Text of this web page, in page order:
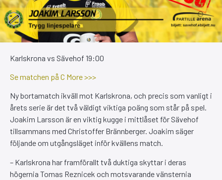
Karlskrona vs Sävehof 19:00
Se matchen på C More >>>
Ny bortamatch ikväll mot Karlskrona, och precis som vanligt i
årets serie är det två väldigt viktiga poäng som står på spel.
Joakim Larsson är en viktig kugge i mittlåset för Sävehof
tillsammans med Christoffer Brännberger. Joakim säger
följande om utgångsläget inför kvällens match.
– Karlskrona har framförallt två duktiga skyttar i deras
högernia Tomas Reznicek och motsvarande vänsternia